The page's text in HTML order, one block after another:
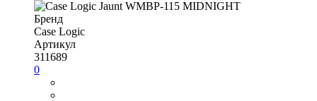
Бренд
Case Logic
Артикул
311689
0